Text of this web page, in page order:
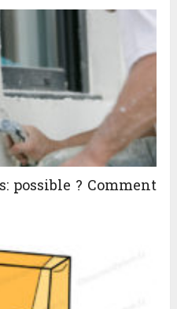
possible ? Comment